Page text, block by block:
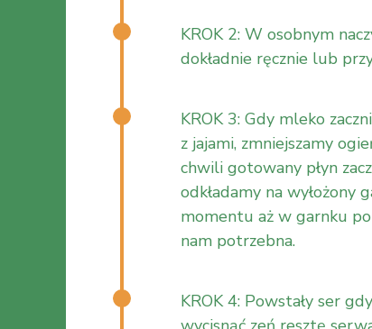
KROK 2: W osobnym
dokładnie ręcznie lub
KROK 3: Gdy mleko
z jajami, zmniejszamy
chwili gotowany płyn
odkładamy na wyłożony
momentu aż w garnku
nam potrzebna.
KROK 4: Powstały ser